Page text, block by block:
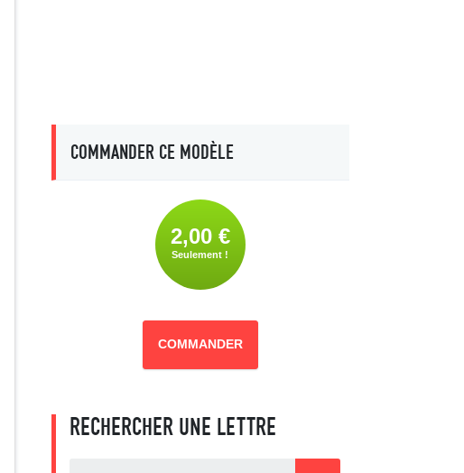
COMMANDER CE MODÈLE
2,00 €
Seulement !
COMMANDER
RECHERCHER UNE LETTRE